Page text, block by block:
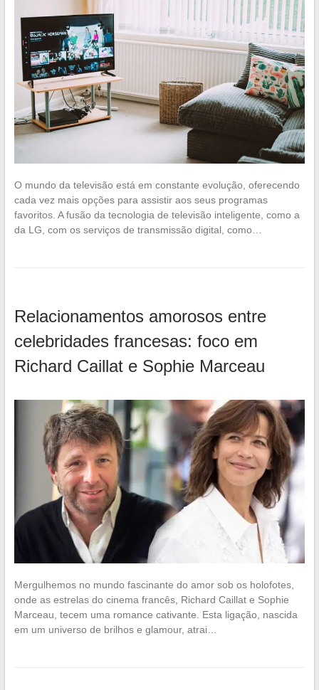
O mundo da televisão está em constante evolução, oferecendo
cada vez mais opções para assistir aos seus programas
favoritos. A fusão da tecnologia de televisão inteligente, como a
da LG, com os serviços de transmissão digital, como…
Relacionamentos amorosos entre
celebridades francesas: foco em
Richard Caillat e Sophie Marceau
Mergulhemos no mundo fascinante do amor sob os holofotes,
onde as estrelas do cinema francês, Richard Caillat e Sophie
Marceau, tecem uma romance cativante. Esta ligação, nascida
em um universo de brilhos e glamour, atrai…